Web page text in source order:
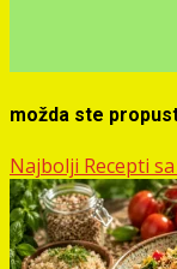
možda ste
Najbolji Recepti